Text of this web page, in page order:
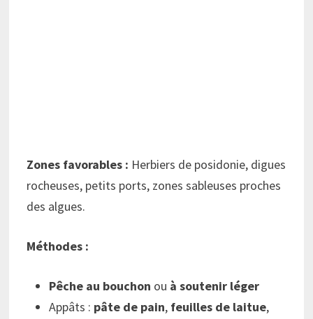
Zones favorables : Herbiers de posidonie, digues
rocheuses, petits ports, zones sableuses proches
des algues.
Méthodes :
Pêche au bouchon ou à soutenir léger
Appâts : pâte de pain, feuilles de laitue,